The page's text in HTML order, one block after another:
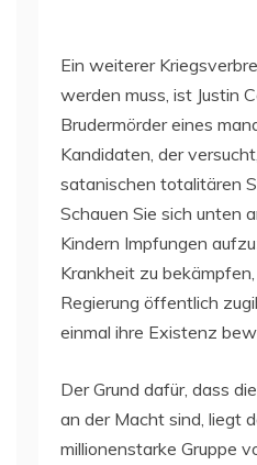
Ein weiterer
werden muss, ist Justin
Brudermörder eines
Kandidaten, der
satanischen totalitären
Schauen Sie sich unten
Kindern Impfungen
Krankheit zu
Regierung öffentlich
einmal ihre Existenz
Der Grund dafür, dass
an der Macht sind, liegt
millionenstarke Gruppe